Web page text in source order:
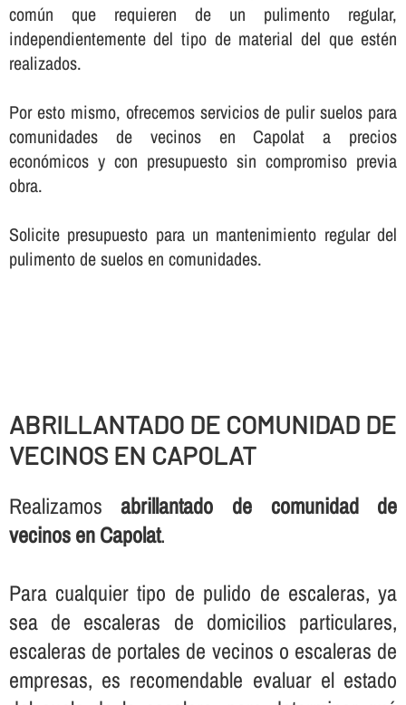
común que requieren de un pulimento regular,
independientemente del tipo de material del que estén
realizados.
Por esto mismo, ofrecemos servicios de pulir suelos para
comunidades de vecinos en Capolat a precios
económicos y con presupuesto sin compromiso previa
obra.
Solicite presupuesto para un mantenimiento regular del
pulimento de suelos en comunidades.
ABRILLANTADO DE COMUNIDAD DE
VECINOS EN CAPOLAT
Realizamosabrillantado de comunidad de
vecinos en Capolat.
Para cualquier tipo de pulido de escaleras, ya
sea de escaleras de domicilios particulares,
escaleras de portales de vecinos o escaleras de
empresas, es recomendable evaluar el estado